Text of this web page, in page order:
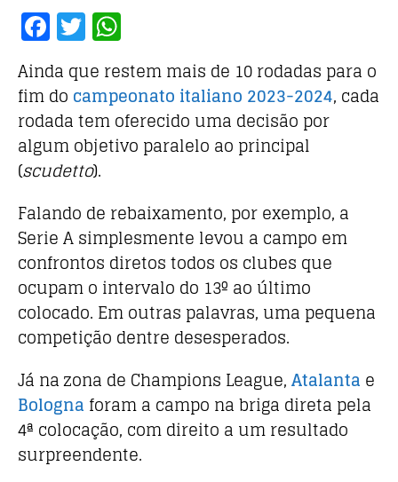
F
a
c
e
b
o
o
k
T
w
it
te
r
h
at
s
A
p
p
Ainda que restem mais de 10 rodadas para o
fim do campeonato italiano 2023-2024, cada
rodada tem oferecido uma decisão por
algum objetivo paralelo ao principal
(scudetto).
Falando de rebaixamento, por exemplo, a
Serie A simplesmente levou a campo em
confrontos diretos todos os clubes que
ocupam o intervalo do 13º ao último
colocado. Em outras palavras, uma pequena
competição dentre desesperados.
Já na zona de Champions League,Atalanta e
Bologna foram a campo na briga direta pela
4ª colocação, com direito a um resultado
surpreendente.